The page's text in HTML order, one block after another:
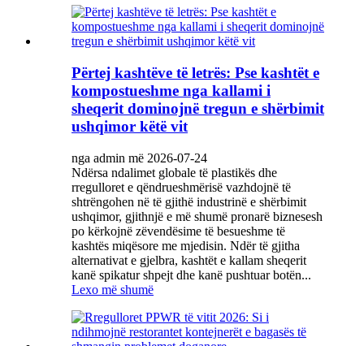
Përtej kashtëve të letrës: Pse kashtët e
kompostueshme nga kallami i
sheqerit dominojnë tregun e shërbimit
ushqimor këtë vit
nga admin më 2026-07-24
Ndërsa ndalimet globale të plastikës dhe
rregulloret e qëndrueshmërisë vazhdojnë të
shtrëngohen në të gjithë industrinë e shërbimit
ushqimor, gjithnjë e më shumë pronarë biznesesh
po kërkojnë zëvendësime të besueshme të
kashtës miqësore me mjedisin. Ndër të gjitha
alternativat e gjelbra, kashtët e kallam sheqerit
kanë spikatur shpejt dhe kanë pushtuar botën...
Lexo më shumë